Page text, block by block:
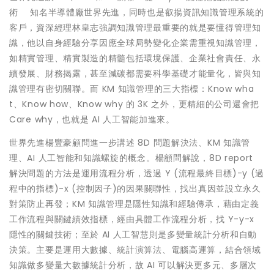
術 知名半導體廠世界先進，同時也是叡揚資訊知識管理系統的
客戶，資深經理林皇志強調知識管理最重要的就是要懂得管理知
識，他以自身經驗分享因應全球局勢變化企業需重視知識管理，
如精實管理、精實製造的精髓包括環境保護、企業社會責任、永
續發展、財務揭露，甚至減碳都需要科學基礎才能量化，皆與知
識管理有密切關聯。而 KM 知識管理的三大指標：Know wha
t、Know how、Know why 的 3K 之外，更精細的公司還會把
Care why，也就是 AI 人工智能加進來。
世界先進楊豐豪顧問進一步講述 8D 問題解決法、KM 知識管
理、AI 人工智能和知識螺旋的概念。楊顧問解說，8D report
解決問題的方法是運用流程分析，透過 Y (流程最終目標)-y (過
程中的指標)-x (控制因子)的因果關聯性，找出真因並設立永久
對策防止再發；KM 知識管理是隱性知識和經驗傳承，藉由定義
工作流程與關鍵績效指標，經由具體工作流程分析，找 Y-y-x
隱性的關鍵技術；至於 AI 人工智慧則是多變量統計分析和自動
決策。主要是運用大數據、統計演算法、電腦高運算，結合領域
知識做多變量大數據統計分析，故 AI 可以解決更多元、多層次